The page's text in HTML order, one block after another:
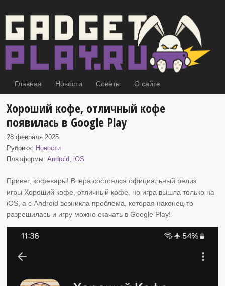
Главная Новости Советы О сайте
Хороший кофе, отличный кофе
появилась в Google Play
28 февраля 2025
Рубрика: Новости
Платформы:Android, iOS
Привет, кофевары! Вчера состоялся официальный релиз
игры Хороший кофе, отличный кофе, но игра вышла только на
iOS, а с Android возникла проблема, которая наконец-то
разрешилась и игру можно скачать в Google Play!